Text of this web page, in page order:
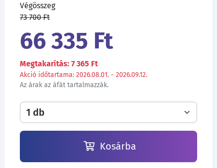
Végösszeg
73 700 Ft
66 335 Ft
Megtakarítás: 7 365 Ft
Akció időtartama: 2026.08.01. - 2026.09.12.
Az árak az áfát tartalmazzák.
Kosárba